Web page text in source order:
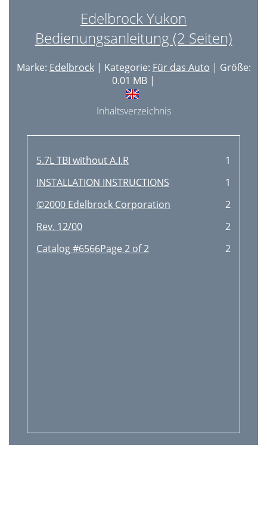
Edelbrock Yukon
Bedienungsanleitung (2 Seiten)
Marke: Edelbrock| Kategorie: Für das Auto | Größe:
0.01 MB |
Inhaltsverzeichnis
5.7L TBI without A.I.R
1
INSTALLATION INSTRUCTIONS
1
©2000 Edelbrock Corporation
2
Rev. 12/00
2
Catalog #6566Page 2 of 2
2